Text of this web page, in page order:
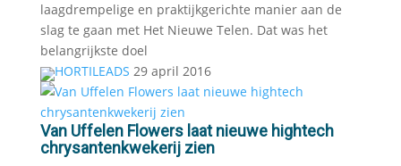
laagdrempelige en praktijkgerichte manier aan de
slag te gaan met Het Nieuwe Telen. Dat was het
belangrijkste doel
HORTILEADS 29 april 2016
Van Uffelen Flowers laat nieuwe hightech
chrysantenkwekerij zien